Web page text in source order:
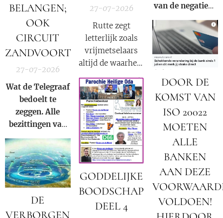
BELANGEN;
OOK
CIRCUIT
ZANDVOORT
27-07-2026
Wat de Telegraaf
bedoelt te
zeggen. Alle
bezittingen van
Prins Bernhard
(Jr.) zijn in
beslag genomen
door Donald
Trump op basis
van Executive
Order 13818.
27-07-2026
Rutte zegt
letterlijk zoals
vrijmetselaars
altijd de waarheid
moeten
verkondigen als
onderdeel van
hun satanische
geloof:
"Nederland is
een republiek
waarin één en
dezelfde familie
altijd de
levert".
DE
VERBORGEN
GODDELIJKE
BOODSCHAP
DEEL 4
van de negatieve
rol en
samenzwering in
woord en beeld
van de Rooms-
Katholieke kerk
binnen onze
huidige
DOOR DE
KOMST VAN
ISO 20022
MOETEN
ALLE
BANKEN
AAN DEZE
VOLDOEN!